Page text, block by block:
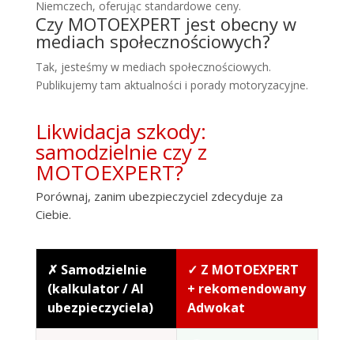
Niemczech, oferując standardowe ceny.
Czy MOTOEXPERT jest obecny w
mediach społecznościowych?
Tak, jesteśmy w mediach społecznościowych.
Publikujemy tam aktualności i porady motoryzacyjne.
Likwidacja szkody:
samodzielnie czy z
MOTOEXPERT?
Porównaj, zanim ubezpieczyciel zdecyduje za
Ciebie.
✗ Samodzielnie
(kalkulator / AI
ubezpieczyciela)
✓ Z MOTOEXPERT
+ rekomendowany
Adwokat